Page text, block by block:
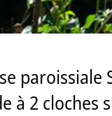
paroissiale
à 2 cloches